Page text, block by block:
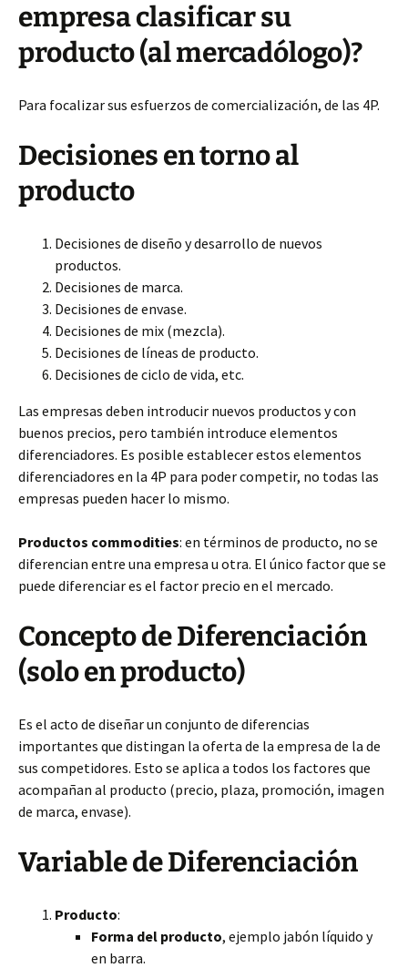
empresa clasificar su
producto (al mercadólogo)?
Para focalizar sus esfuerzos de comercialización, de las 4P.
Decisiones en torno al
producto
Decisiones de diseño y desarrollo de nuevos
productos.
Decisiones de marca.
Decisiones de envase.
Decisiones de mix (mezcla).
Decisiones de líneas de producto.
Decisiones de ciclo de vida, etc.
Las empresas deben introducir nuevos productos y con
buenos precios, pero también introduce elementos
diferenciadores. Es posible establecer estos elementos
diferenciadores en la 4P para poder competir, no todas las
empresas pueden hacer lo mismo.
Productos commodities: en términos de producto, no se
diferencian entre una empresa u otra. El único factor que se
puede diferenciar es el factor precio en el mercado.
Concepto de Diferenciación
(solo en producto)
Es el acto de diseñar un conjunto de diferencias
importantes que distingan la oferta de la empresa de la de
sus competidores. Esto se aplica a todos los factores que
acompañan al producto (precio, plaza, promoción, imagen
de marca, envase).
Variable de Diferenciación
Producto:
Forma del producto, ejemplo jabón líquido y
en barra.